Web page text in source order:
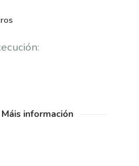
Máis información